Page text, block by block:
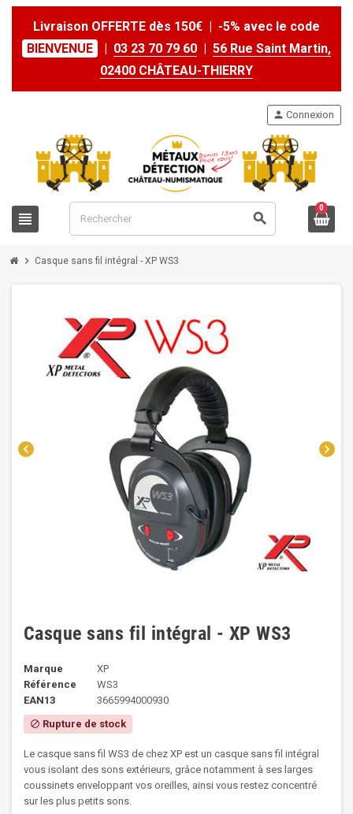
Livraison OFFERTE dès 150€ | -5% avec le code
BIENVENUE
| 03 23 70 79 60 | 56 Rue Saint Martin,
02400 CHÂTEAU-THIERRY
view_headline search
person Connexion
0
chevron_right Casque sans fil intégral - XP WS3
chevron_left chevron_right
Casque sans fil intégral - XP WS3
Marque
XP
Référence
WS3
EAN13
3665994000930
block Rupture de stock
Le casque sans fil WS3 de chez XP est un casque sans fil intégral
vous isolant des sons extérieurs, grâce notamment à ses larges
coussinets enveloppant vos oreilles, ainsi vous restez concentré
sur les plus petits sons.